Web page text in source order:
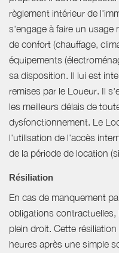
règlement intérieur de
s'engage à faire un usage
de confort (chauffage,
équipements
sa disposition. Il lui est
remises par le Loueur. Il
les meilleurs délais de
dysfonctionnement. Le
l'utilisation de l'accès
de la période de location
Résiliation
En cas de manquement
obligations contractuelles,
plein droit. Cette
heures après une simple